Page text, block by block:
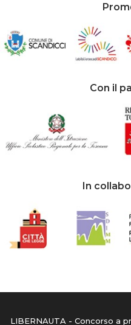
Con il
In
LIBERNAUTA - Concorso a